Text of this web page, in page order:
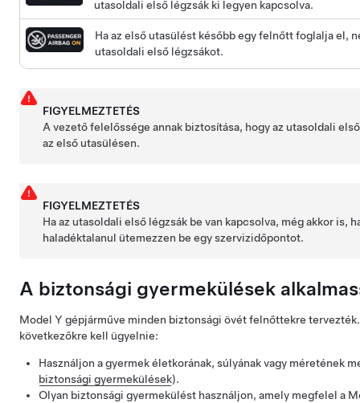
utasoldali első légzsák ki legyen kapcsolva.
Ha az első utasülést később egy felnőtt foglalja el,
utasoldali első légzsákot.
FIGYELMEZTETÉS
A vezető felelőssége annak biztosítása, hogy az utasoldali
az első utasülésen.
FIGYELMEZTETÉS
Ha az utasoldali első légzsák be van kapcsolva, még akkor
haladéktalanul ütemezzen be egy szervizidőpontot.
A biztonsági gyermekülések
Model Y gépjárműve minden biztonsági övét felnőttekre
következőkre kell ügyelnie:
Használjon a gyermek életkorának, súlyának vagy méretének
biztonsági gyermekülések).
Olyan biztonsági gyermekülést használjon, amely megfelel a